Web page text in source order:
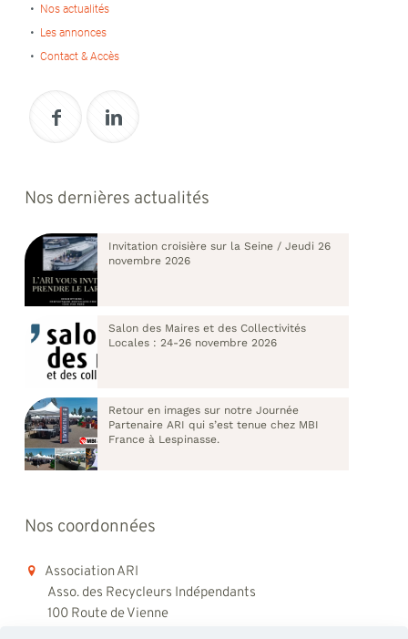
Nos actualités
Les annonces
Contact & Accès
Nos dernières actualités
Invitation croisière sur la Seine / Jeudi 26
novembre 2026
Salon des Maires et des Collectivités
Locales : 24-26 novembre 2026
Retour en images sur notre Journée
Partenaire ARI qui s’est tenue chez MBI
France à Lespinasse.
Nos coordonnées
Association ARI
Asso. des Recycleurs Indépendants
100 Route de Vienne